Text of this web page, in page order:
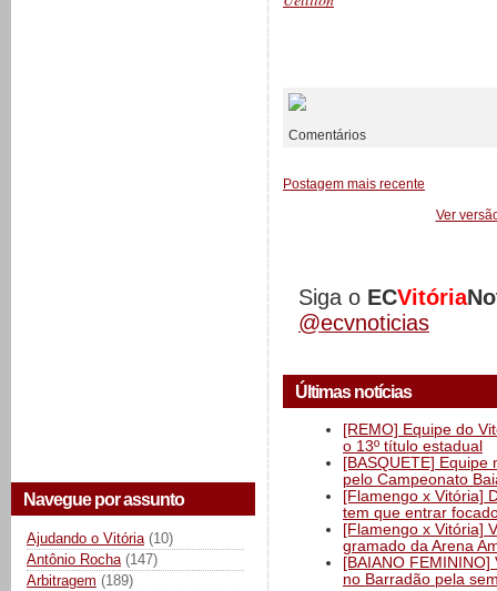
Navegue por assunto
Ajudando o Vitória (10)
Antônio Rocha (147)
Arbitragem (189)
Comentários
Postagem mais recente
Ver
Siga o ECVitória
@ecvnoticias
Últimas notícias
[REMO] Equipe do
o 13º título estadual
[BASQUETE]
pelo Campeonato
[Flamengo x Vitória]
tem que entrar
[Flamengo x Vitória]
gramado da Arena
[BAIANO
no Barradão pela